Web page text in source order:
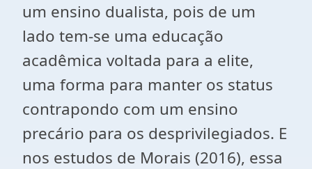
um ensino dualista, pois de um
lado tem-se uma educação
acadêmica voltada para a elite,
uma forma para manter os status
contrapondo com um ensino
precário para os desprivilegiados. E
nos estudos de Morais (2016), essa